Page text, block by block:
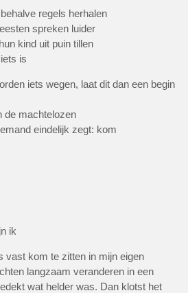
regels herhalen
spreken luider
kind uit puin tillen
is
iets wegen, laat dit dan een begin
de machtelozen
eindelijk zegt: kom
ik
vast kom te zitten in mijn eigen
langzaam veranderen in een
wat helder was. Dan klotst het